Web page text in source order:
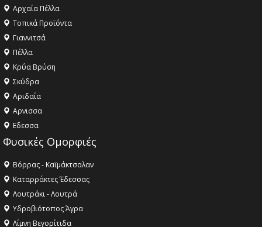
Αρχαία Πέλλα
Τοπικά Προϊόντα
Γιαννιτσά
Πέλλα
Κρύα Βρύση
Σκύδρα
Αριδαία
Aρνισσα
Eδεσσα
Φυσικές Ομορφιές
Βόρρας - Καϊμάκτσαλαν
Καταρράκτες Έδεσσας
Λουτράκι - Λουτρά
Υδροβιότοπος Άγρα
Λίμνη Βεγορίτιδα